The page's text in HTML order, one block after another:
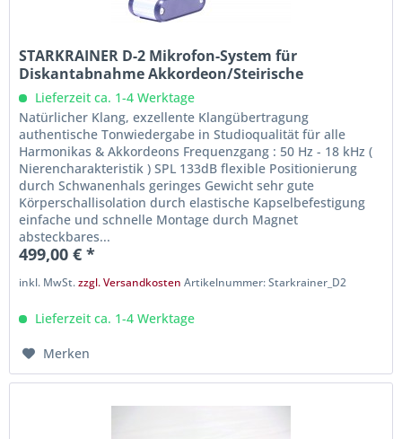
STARKRAINER D-2 Mikrofon-System für
Diskantabnahme Akkordeon/Steirische
Lieferzeit ca. 1-4 Werktage
Natürlicher Klang, exzellente Klangübertragung
authentische Tonwiedergabe in Studioqualität für alle
Harmonikas & Akkordeons Frequenzgang : 50 Hz - 18 kHz (
Nierencharakteristik ) SPL 133dB flexible Positionierung
durch Schwanenhals geringes Gewicht sehr gute
Körperschallisolation durch elastische Kapselbefestigung
einfache und schnelle Montage durch Magnet
absteckbares...
499,00 € *
inkl. MwSt.zzgl. Versandkosten Artikelnummer: Starkrainer_D2
Lieferzeit ca. 1-4 Werktage
Merken